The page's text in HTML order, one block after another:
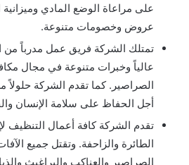
على مراعاة الوضع المادي وميزانية
عروض وخصومات متنوعة.
تمتلك الشركة فريق عمل مدرباً من
عالياً وخبرات متنوعة في مجال
الصراصير. كما تقدم الشركة حلولاً
أجل الحفاظ على سلامة الإنسان
تقدم الشركة كافة أعمال التنظيف
الطائرة والزاحفة. وتقتل جميع
الصراصير والعناكب والبراغيث